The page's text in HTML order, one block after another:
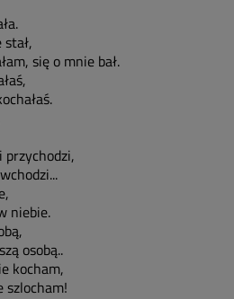
się o mnie bał.
niebie.
osobą..
kocham,
szlocham!